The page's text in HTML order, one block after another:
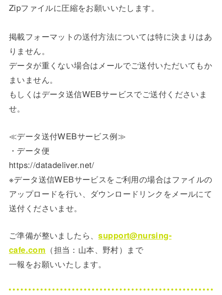
Zipファイルに圧縮をお願いいたします。
掲載フォーマットの送付方法については特に決まりはあ
りません。
データが重くない場合はメールでご送付いただいてもか
まいません。
もしくはデータ送信WEBサービスでご送付くださいま
せ。
≪データ送付WEBサービス例≫
・データ便
https://datadeliver.net/
※データ送信WEBサービスをご利用の場合はファイルの
アップロードを行い、ダウンロードリンクをメールにて
送付くださいませ。
ご準備が整いましたら、support@nursing-
cafe.com （担当：山本、野村）まで
一報をお願いいたします。